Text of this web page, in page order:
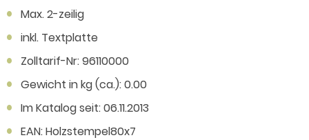
Max. 2-zeilig
inkl. Textplatte
Zolltarif-Nr: 96110000
Gewicht in kg (ca.): 0.00
Im Katalog seit: 06.11.2013
EAN: Holzstempel80x7